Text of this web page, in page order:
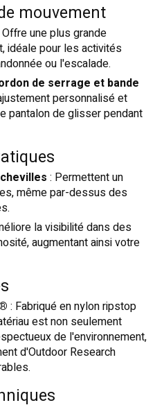
mouvement
Offre une plus grande
idéale pour les activités
ou l'escalade.
de serrage et bande
personnalisé et
pantalon de glisser pendant
: Permettent un
même par-dessus des
la visibilité dans des
augmentant ainsi votre
: Fabriqué en nylon ripstop
est non seulement
de l'environnement,
d'Outdoor Research